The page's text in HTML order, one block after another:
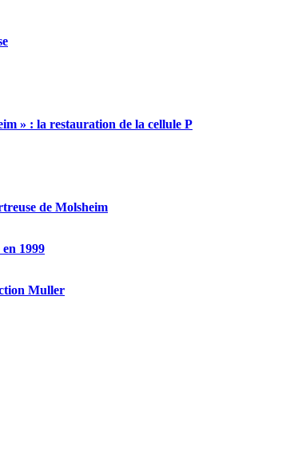
» : la restauration de la cellule P
de Molsheim
1999
Muller